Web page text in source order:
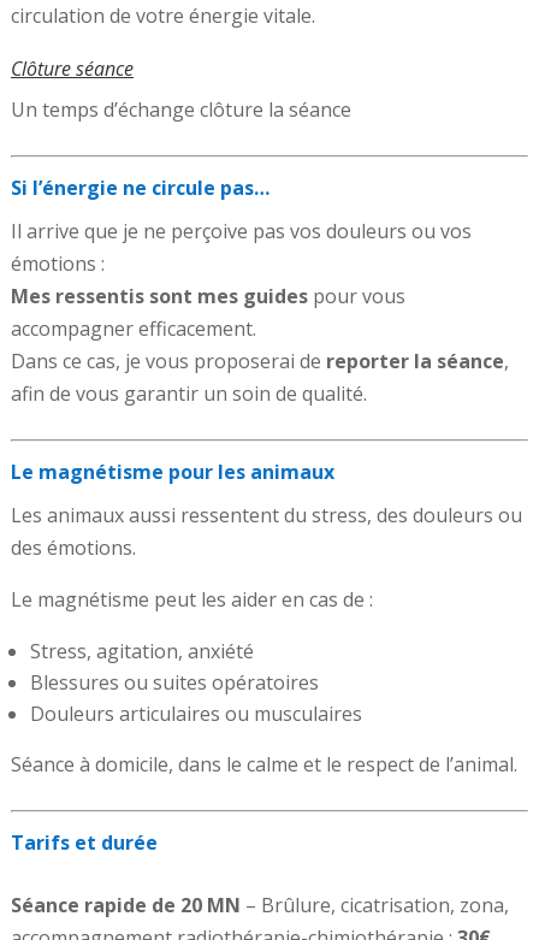
circulation de votre énergie vitale.
Clôture séance
Un temps d’échange clôture la séance
Si l’énergie ne circule pas…
Il arrive que je ne perçoive pas vos douleurs ou vos
émotions :
Mes ressentis sont mes guidespour vous
accompagner efficacement.
Dans ce cas, je vous proposerai de reporter la séance,
afin de vous garantir un soin de qualité.
Le magnétisme pour les animaux
Les animaux aussi ressentent du stress, des douleurs ou
des émotions.
Le magnétisme peut les aider en cas de :
Stress, agitation, anxiété
Blessures ou suites opératoires
Douleurs articulaires ou musculaires
Séance à domicile, dans le calme et le respect de l’animal.
Tarifs et durée
Séance rapide de 20 MN – Brûlure, cicatrisation, zona,